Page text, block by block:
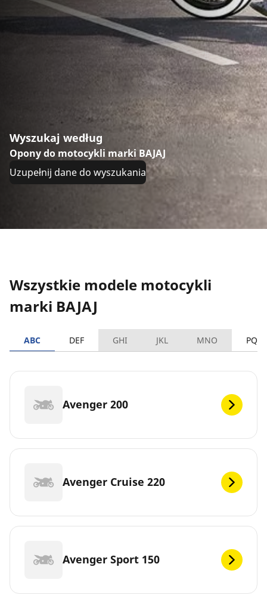
Wyszukaj według
Opony do motocykli marki BAJAJ
Uzupełnij dane do wyszukania
Wszystkie modele motocykli
marki BAJAJ
ABC DEF GHI JKL MNO PQRS
Avenger 200
Avenger Cruise 220
Avenger Sport 150